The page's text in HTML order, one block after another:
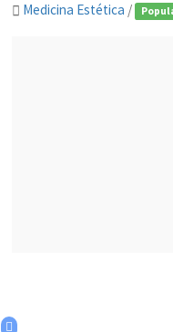
Medicina Estética /